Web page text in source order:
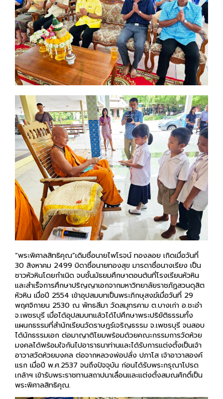
“พระพิศาลสิทธิคุณ”เดิมชื่อนายไพโรจน์ ทองลอย เกิดเมื่อวันที่
30 สิงหาคม 2499 บิดาชื่อนายทองสุข มารดาชื่อนางเรียง เป็น
ชาวหัวหินโดยกำเนิด จบชั้นมัธยมศึกษาตอนต้นที่โรงเรียนหัวหิน
และสำเร็จการศึกษาปริญญาเอกจากมหาวิทยาลัยราชภัฏสวนดุสิต
หัวหิน เมื่อปี 2554 เข้าอุปสมบทเป็นพระภิกษุสงฆ์เมื่อวันที่ 29
พฤศจิกายน 2530 ณ พัทธสีมา วัดสมุทรคาม ต.บางเก่า อ.ชะอำ
จ.เพชรบุรี เมื่อได้อุปสมบทแล้วได้ไปศึกษาพระปริยัติธรรมทั้ง
แผนกธรรมที่สำนักเรียนวัดราษฎร์เจริญธรรม จ.เพชรบุรี จนสอบ
ได้นักธรรมเอก ต่อมาญาติโยมพร้อมด้วยคณะกรรมการวัดห้วย
มงคลได้พร้อมใจกันไปอาราธนาท่านและได้รับการแต่งตั้งเป็นเจ้า
อาวาสวัดห้วยมงคล ต่อจากหลวงพ่อปลั่ง ปภาโส เจ้าอาวาสองค์
แรก เมื่อปี พ.ศ.2537 จนถึงปัจจุบัน ก่อนได้รับพระกรุณาโปรด
เกล้าฯ เข้ารับพระราชทานสถาปนาเลื่อนและแต่งตั้งสมณศักดิ์เป็น
พระพิศาลสิทธิคุณ.